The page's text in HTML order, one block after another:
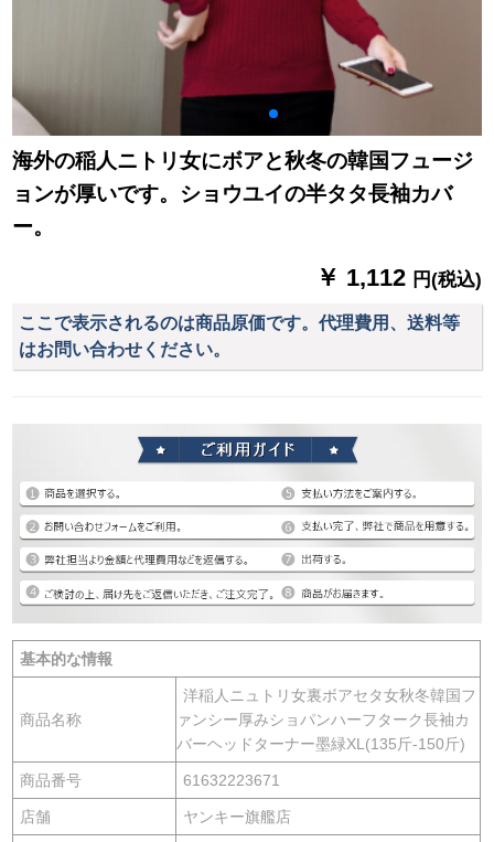
海外の稲人ニトリ女にボアと秋冬の韓国フュージ
ョンが厚いです。ショウユイの半タタ長袖カバ
ー。
￥ 1,112 円(税込)
ここで表示されるのは商品原価です。代理費用、送料等
はお問い合わせください。
基本的な情報
商品名称
洋稲人ニュトリ女裏ボアセタ女秋冬韓国フ
ァンシー厚みショパンハーフターク長袖カ
バーヘッドターナー墨緑XL(135斤-150斤)
商品番号 61632223671
店舗 ヤンキー旗艦店